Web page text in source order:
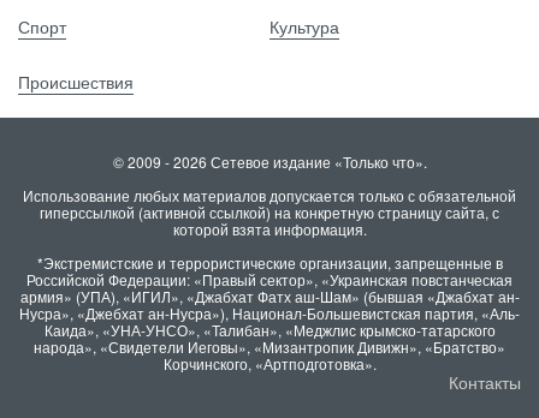
Спорт Культура
Происшествия
© 2009 - 2026 Сетевое издание «Только что».
Использование любых материалов допускается только с обязательной
гиперссылкой (активной ссылкой) на конкретную страницу сайта, с
которой взята информация.
*Экстремистские и террористические организации, запрещенные в
Российской Федерации: «Правый сектор», «Украинская повстанческая
армия» (УПА), «ИГИЛ», «Джабхат Фатх аш-Шам» (бывшая «Джабхат ан-
Нусра», «Джебхат ан-Нусра»), Национал-Большевистская партия, «Аль-
Каида», «УНА-УНСО», «Талибан», «Меджлис крымско-татарского
народа», «Свидетели Иеговы», «Мизантропик Дивижн», «Братство»
Корчинского, «Артподготовка».
Контакты